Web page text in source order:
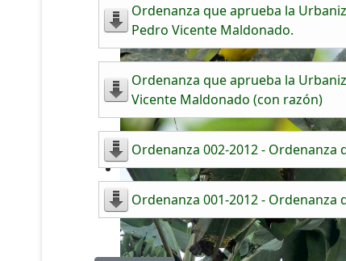
Ordenanza que aprueba la
Pedro Vicente Maldonado.
Ordenanza que aprueba la
Vicente Maldonado (con razón)
Ordenanza 002-2012 -
Ordenanza 001-2012 -